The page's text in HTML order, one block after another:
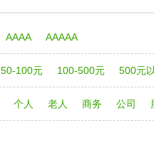
AAAA AAAAA
50-100元 100-500元 500元
个人 老人 商务 公司